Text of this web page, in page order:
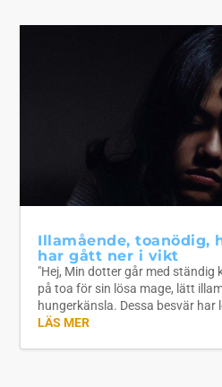
Illamående, toanödig,
har gått ner i vikt
"Hej, Min dotter går med ständig
på toa för sin lösa mage, lätt
hungerkänsla. Dessa besvär har
LÄS MER